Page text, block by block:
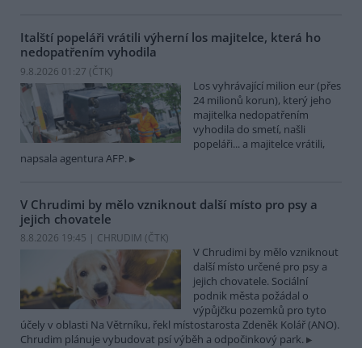
Italští popeláři vrátili výherní los majitelce, která ho
nedopatřením vyhodila
9.8.2026 01:27 (ČTK)
Los vyhrávající milion eur (přes
24 milionů korun), který jeho
majitelka nedopatřením
vyhodila do smetí, našli
popeláři... a majitelce vrátili,
napsala agentura AFP.
V Chrudimi by mělo vzniknout další místo pro psy a
jejich chovatele
8.8.2026 19:45 | CHRUDIM (ČTK)
V Chrudimi by mělo vzniknout
další místo určené pro psy a
jejich chovatele. Sociální
podnik města požádal o
výpůjčku pozemků pro tyto
účely v oblasti Na Větrníku, řekl místostarosta Zdeněk Kolář (ANO).
Chrudim plánuje vybudovat psí výběh a odpočinkový park.